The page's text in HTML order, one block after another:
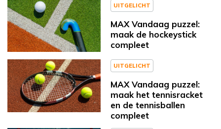
UITGELICHT
MAX Vandaag puzzel:
maak de hockeystick
compleet
UITGELICHT
MAX Vandaag puzzel:
maak het tennisracket
en de tennisballen
compleet